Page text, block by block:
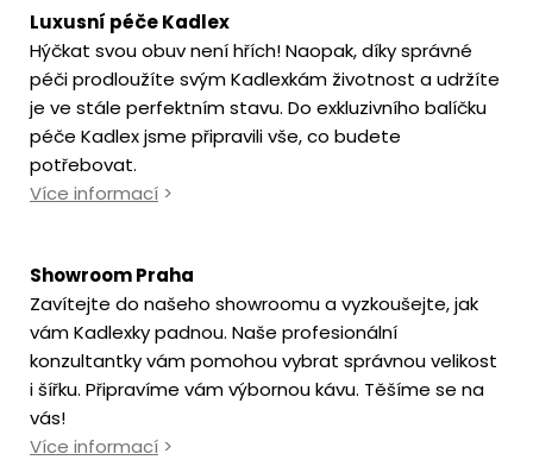
Luxusní péče Kadlex
Hýčkat svou obuv není hřích! Naopak, díky správné
péči prodloužíte svým Kadlexkám životnost a udržíte
je ve stále perfektním stavu. Do exkluzivního balíčku
péče Kadlex jsme připravili vše, co budete
potřebovat.
Více informací >
Showroom Praha
Zavítejte do našeho showroomu a vyzkoušejte, jak
vám Kadlexky padnou. Naše profesionální
konzultantky vám pomohou vybrat správnou velikost
i šířku. Připravíme vám výbornou kávu. Těšíme se na
vás!
Více informací >